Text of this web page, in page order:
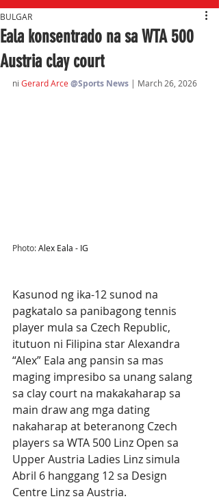
Eala konsentrado na sa WTA 500
Austria clay court
BULGAR
ni Gerard Arce @Sports News | March 26, 2026
Photo: Alex Eala - IG
Kasunod ng ika-12 sunod na
pagkatalo sa panibagong tennis
player mula sa Czech Republic,
itutuon ni Filipina star Alexandra
“Alex” Eala ang pansin sa mas
maging impresibo sa unang salang
sa clay court na makakaharap sa
main draw ang mga dating
nakaharap at beteranong Czech
players sa WTA 500 Linz Open sa
Upper Austria Ladies Linz simula
Abril 6 hanggang 12 sa Design
Centre Linz sa Austria.